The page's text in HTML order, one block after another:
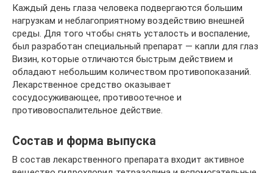
Каждый день глаза человека подвергаются большим
нагрузкам и неблагоприятному воздействию внешней
среды. Для того чтобы снять усталость и воспаление,
был разработан специальный препарат — капли для глаз
Визин, которые отличаются быстрым действием и
обладают небольшим количеством противопоказаний.
Лекарственное средство оказывает
сосудосуживающее, противоотечное и
противовоспалительное действие.
Состав и форма выпуска
В состав лекарственного препарата входит активное